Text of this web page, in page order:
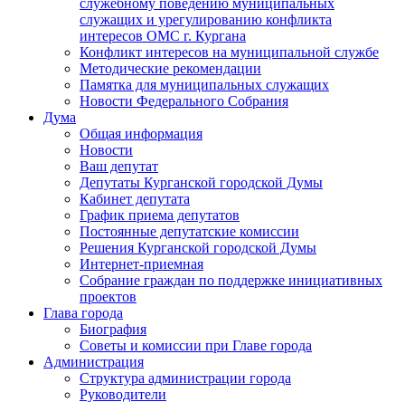
служебному поведению муниципальных
служащих и урегулированию конфликта
интересов ОМС г. Кургана
Конфликт интересов на муниципальной службе
Методические рекомендации
Памятка для муниципальных служащих
Новости Федерального Cобрания
Дума
Общая информация
Новости
Ваш депутат
Депутаты Курганской городской Думы
Кабинет депутата
График приема депутатов
Постоянные депутатские комиссии
Решения Курганской городской Думы
Интернет-приемная
Собрание граждан по поддержке инициативных
проектов
Глава города
Биография
Советы и комиссии при Главе города
Администрация
Структура администрации города
Руководители